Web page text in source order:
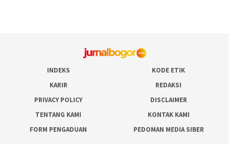
INDEKS
KODE ETIK
KARIR
REDAKSI
PRIVACY POLICY
DISCLAIMER
TENTANG KAMI
KONTAK KAMI
FORM PENGADUAN
PEDOMAN MEDIA SIBER